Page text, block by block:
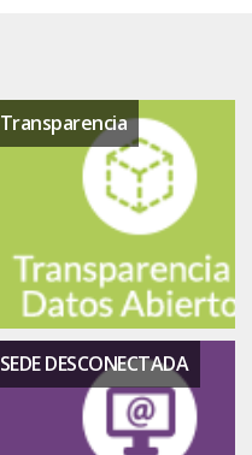
Transparencia
SEDE DESCONECTADA